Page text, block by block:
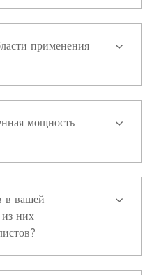
применения
мощность
в вашей
них